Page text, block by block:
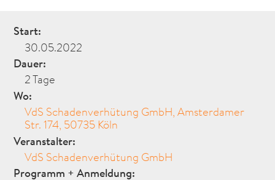
Start:
30.05.2022
Dauer:
2 Tage
Wo:
VdS Schadenverhütung GmbH, Amsterdamer
Str. 174, 50735 Köln
Veranstalter:
VdS Schadenverhütung GmbH
Programm + Anmeldung: